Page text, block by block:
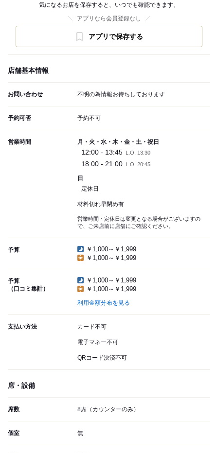
気になるお店を保存すると、いつでも確認できます。
アプリなら会員登録なし
アプリで保存する
店舗基本情報
お問い合わせ 不明の為情報お待ちしております
予約可否 予約不可
営業時間 月・火・水・木・金・土・祝日
12:00 - 13:45 L.O. 13:30
18:00 - 21:00 L.O. 20:45
日
定休日
材料切れ早閉め有
営業時間・定休日は変更となる場合がございますの
で、ご来店前に店舗にご確認ください。
予算
￥1,000～￥1,999
￥1,000～￥1,999
予算
（口コミ集計）
￥1,000～￥1,999
￥1,000～￥1,999
利用金額分布を見る
支払い方法 カード不可
電子マネー不可
QRコード決済不可
席・設備
席数 8席（カウンターのみ）
個室 無